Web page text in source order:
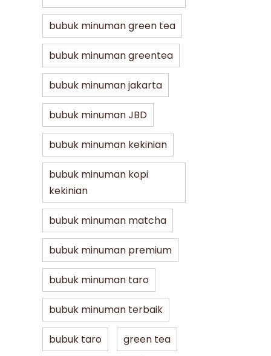
bubuk minuman green tea
bubuk minuman greentea
bubuk minuman jakarta
bubuk minuman JBD
bubuk minuman kekinian
bubuk minuman kopi
kekinian
bubuk minuman matcha
bubuk minuman premium
bubuk minuman taro
bubuk minuman terbaik
bubuk taro green tea